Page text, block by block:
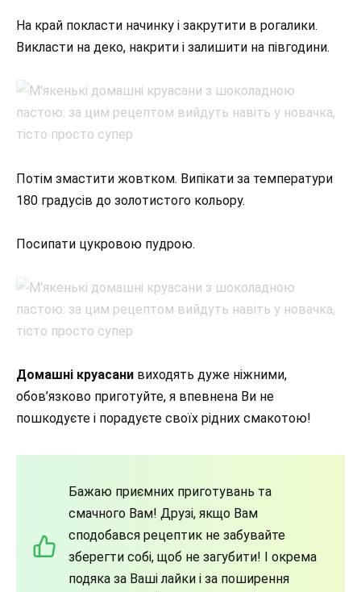
На край покласти начинку і закрутити в рогалики.
Викласти на деко, накрити і залишити на півгодини.
Потім змастити жовтком. Випікати за температури
180 градусів до золотистого кольору.
Посипати цукровою пудрою.
Домашні круасани виходять дуже ніжними,
обов’язково приготуйте, я впевнена Ви не
пошкодуєте і порадуєте своїх рідних смакотою!
Бажаю приємних приготувань та
смачного Вам! Друзі, якщо Вам
сподобався рецептик не забувайте
зберегти собі, щоб не загубити! І окрема
подяка за Ваші лайки і за поширення